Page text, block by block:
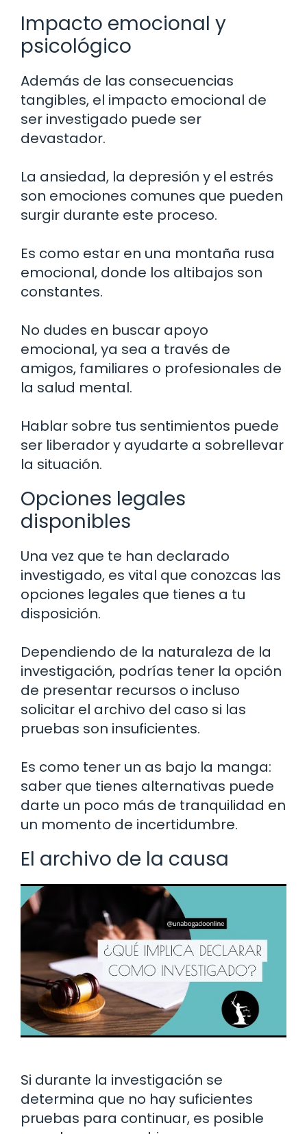
Impacto emocional y
psicológico
Además de las consecuencias
tangibles, el impacto emocional de
ser investigado puede ser
devastador.
La ansiedad, la depresión y el estrés
son emociones comunes que pueden
surgir durante este proceso.
Es como estar en una montaña rusa
emocional, donde los altibajos son
constantes.
No dudes en buscar apoyo
emocional, ya sea a través de
amigos, familiares o profesionales de
la salud mental.
Hablar sobre tus sentimientos puede
ser liberador y ayudarte a sobrellevar
la situación.
Opciones legales
disponibles
Una vez que te han declarado
investigado, es vital que conozcas las
opciones legales que tienes a tu
disposición.
Dependiendo de la naturaleza de la
investigación, podrías tener la opción
de presentar recursos o incluso
solicitar el archivo del caso si las
pruebas son insuficientes.
Es como tener un as bajo la manga:
saber que tienes alternativas puede
darte un poco más de tranquilidad en
un momento de incertidumbre.
El archivo de la causa
Si durante la investigación se
determina que no hay suficientes
pruebas para continuar, es posible